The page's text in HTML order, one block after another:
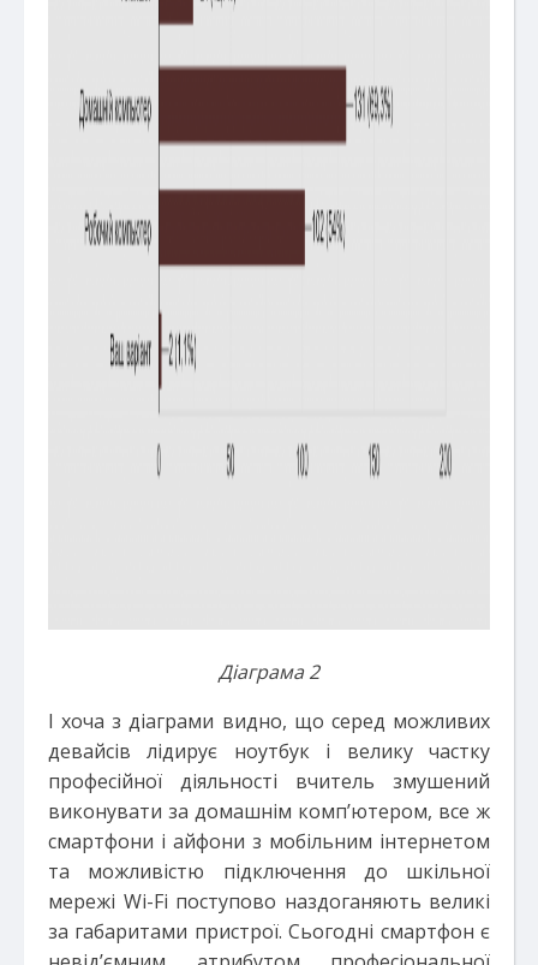
Діаграма 2
І хоча з діаграми видно, що серед можливих
девайсів лідирує ноутбук і велику частку
професійної діяльності вчитель змушений
виконувати за домашнім комп’ютером, все ж
смартфони і айфони з мобільним інтернетом
та можливістю підключення до шкільної
мережі Wi-Fi поступово наздоганяють великі
за габаритами пристрої. Сьогодні смартфон є